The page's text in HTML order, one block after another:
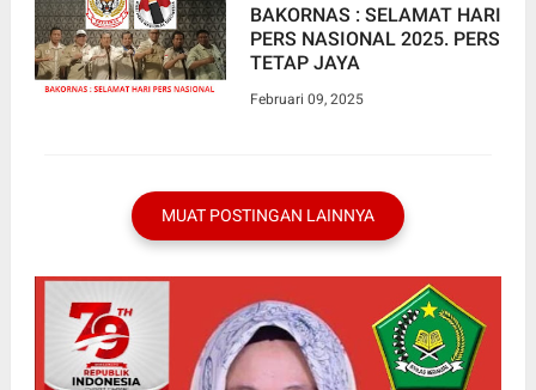
BAKORNAS : SELAMAT HARI
PERS NASIONAL 2025. PERS
TETAP JAYA
Februari 09, 2025
MUAT POSTINGAN LAINNYA